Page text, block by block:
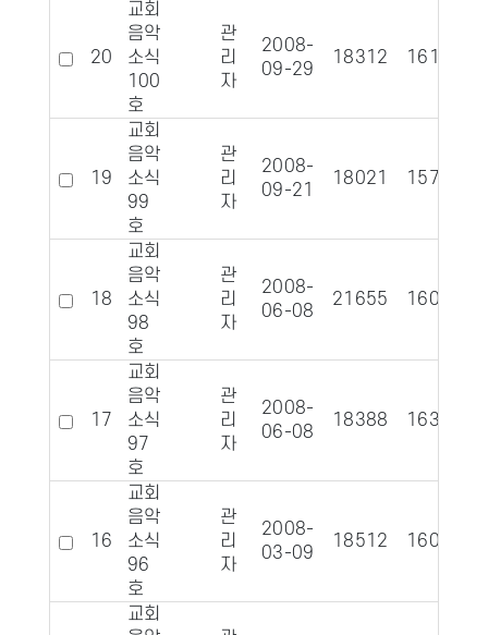
20
교회
음악
소식
100
호
관
리
자
2008-
09-29
18312 1619
19
교회
음악
소식
99
호
관
리
자
2008-
09-21
18021 1573
18
교회
음악
소식
98
호
관
리
자
2008-
06-08
21655 1606
17
교회
음악
소식
97
호
관
리
자
2008-
06-08
18388 1630
16
교회
음악
소식
96
호
관
리
자
2008-
03-09
18512 1600
교회